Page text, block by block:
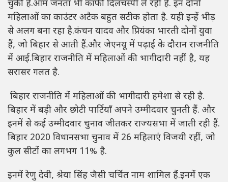
चुकी हैं.आम जनता भी काफी दिलचस्पी ले रही है. इन दोनों
महिलाओं का काउंटर अटैक बहुत सटीक होता है. यही इन्हें भीड़
से अलग बना रहा है.कंचन यादव और प्रियंका भारती दोनों युवा
हैं, जो बिहार से आती हैं.और जेएनयू में पढ़ाई के दौरान राजनीति
में आई.बिहार राजनीति में महिलाओं की भागीदारी नहीं है, यह
सरासर गलत है.
बिहार राजनीति में महिलाओं की भागीदारी हमेशा से रही है.
बिहार में बड़ी और छोटी पार्टियाँ अपने उम्मीदवार चुनती हैं. और
इनमें से कई उम्मीदवार चुनाव जीतकर राज्यसभा में जाती रही हैं.
बिहार 2020 विधानसभा चुनाव में 26 महिलाएं विजयी रहीं, जो
कुल सीटों का लगभग 11% है.
इनमें रेणु देवी, श्रेया सिंह जैसी चर्चित नाम शामिल हैं.इनमें एक